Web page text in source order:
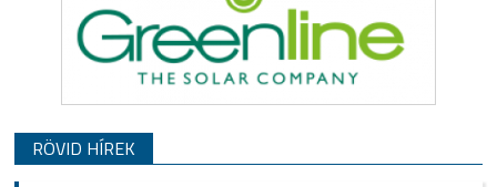
RÖVID HÍREK